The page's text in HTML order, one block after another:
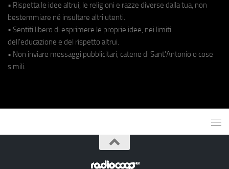
• Rispetta le idee altrui, le religioni e razze diverse dalla tua, non
bestemmiare né insultare altri utenti.
• Sentiti libero di esprimere le proprie idee, nei limiti
dell'educazione e del rispetto altrui.
• Non inviare messaggi pubblicitari, catene di Sant'Antonio o cose
simili.